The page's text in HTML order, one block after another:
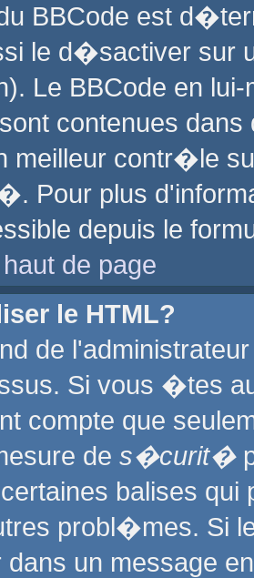
BBCode est
le d�sactiver sur
Le BBCode en
contenues
meilleur contr�le
Pour plus
depuis le
de page
le HTML?
de
Si vous �tes
compte que
de s�curit�
balises
probl�mes. Si
un message